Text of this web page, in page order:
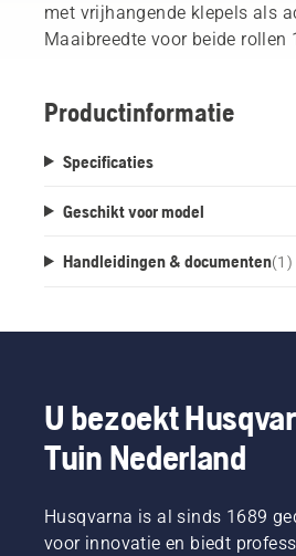
met vrijhangende klepels als
Maaibreedte voor beide rollen
Productinformatie
Specificaties
Geschikt voor model
Handleidingen & documenten(1 )
U bezoekt
Tuin Nederland
Husqvarna is al sinds 1689
voor innovatie en biedt